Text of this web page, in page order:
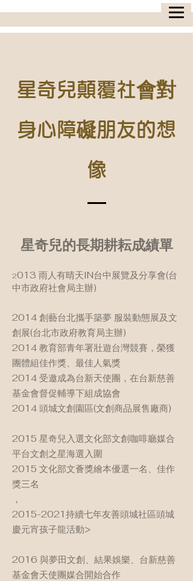
星奇兒顛覆社會對
身心障礙朋友的想
像
星奇兒的長期耕耘成績單
2013 雨人有晴天IN台中展覽及分享會(台
中市政府社會局主辦)
2014 創藝台北攜手築夢 服裝動態展及文
創展(台北市政府教育局主辦)
2014 教育部青年署壯遊台灣競賽，榮獲
團體組佳作獎、最佳人氣獎
2014 受邀成為台新天使團，在台新慈善
基金會督促輔導下組成協會
2014 頭城文創園區(文創商品展售廠商)
2015 星奇兒入選文化部文創咖啡廳媒合
平台文創之星海選入圍
2015 文化部文薈獎繪本優選一名、佳作
獎三名
，
2015-2021 持續七年友善頭城社區頭城
慶元宵孩子龍活動>
2016 與夢田文創、結果娛樂、台新慈善
基金會天使團媒合開始合作